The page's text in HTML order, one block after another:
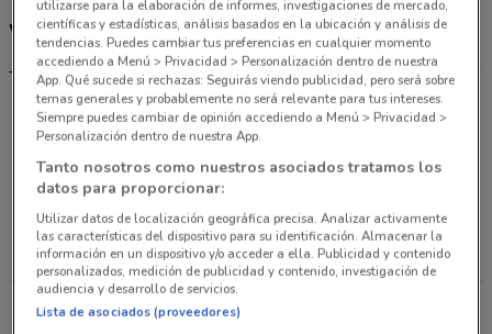
Woolworth
Tiendas departamentales
Ofertas folletos y catálogos por ciudad a tu
alrededor
LA MAGDALENA
CONTRERAS
IZTAPALAPA
AZCAPOTZALCO
utilizarse para la elaboración de informes, investigaciones de mercado,
científicas y estadísticas, análisis basados en la ubicación y análisis de
tendencias. Puedes cambiar tus preferencias en cualquier momento
accediendo a Menú > Privacidad > Personalización dentro de nuestra
App. Qué sucede si rechazas: Seguirás viendo publicidad, pero será sobre
temas generales y probablemente no será relevante para tus intereses.
Siempre puedes cambiar de opinión accediendo a Menú > Privacidad >
Personalización dentro de nuestra App.
Tanto nosotros como nuestros asociados tratamos los
datos para proporcionar:
Utilizar datos de localización geográfica precisa. Analizar activamente
las características del dispositivo para su identificación. Almacenar la
información en un dispositivo y/o acceder a ella. Publicidad y contenido
personalizados, medición de publicidad y contenido, investigación de
audiencia y desarrollo de servicios.
Lista de asociados (proveedores)